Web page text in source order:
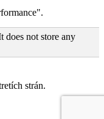
does not store any
strán.